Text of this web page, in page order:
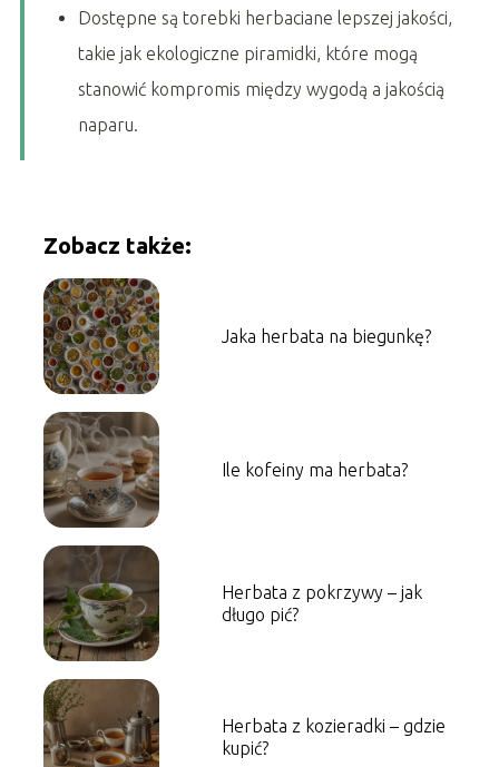
Dostępne są torebki herbaciane lepszej jakości,
takie jak ekologiczne piramidki, które mogą
stanowić kompromis między wygodą a jakością
naparu.
Zobacz także:
Jaka herbata na biegunkę?
Ile kofeiny ma herbata?
Herbata z pokrzywy – jak
długo pić?
Herbata z kozieradki – gdzie
kupić?